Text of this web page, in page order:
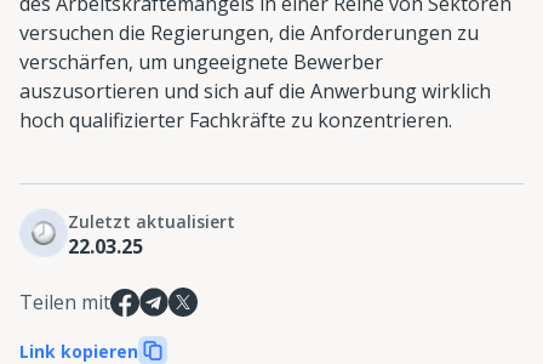
versuchen die Regierungen, die Anforderungen zu
verschärfen, um ungeeignete Bewerber
auszusortieren und sich auf die Anwerbung wirklich
hoch qualifizierter Fachkräfte zu konzentrieren.
Zuletzt aktualisiert
22.03.25
Teilen mit
Link kopieren